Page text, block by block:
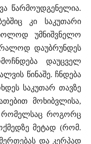
წარმოუდგენელია.
კი საკუთარი
უმნიშვნელო
დაუბრუნდეს
დაუცველ
წინაშე. ჩნდება
საკუთარ თავზე
მოხიბვლისა,
რომელსაც როგორც
მეტად (რომ.
და კერპად